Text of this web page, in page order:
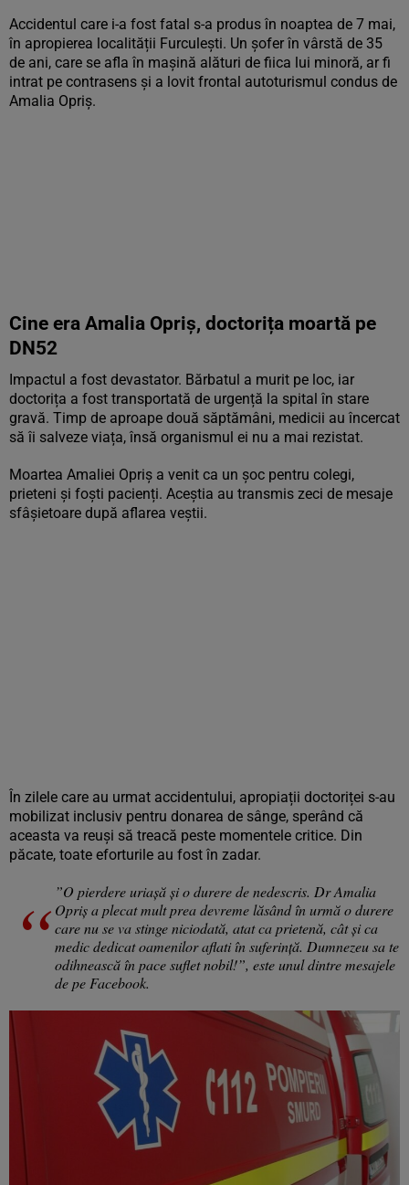
Accidentul care i-a fost fatal s-a produs în noaptea de 7 mai,
în apropierea localității Furculești. Un șofer în vârstă de 35
de ani, care se afla în mașină alături de fiica lui minoră, ar fi
intrat pe contrasens și a lovit frontal autoturismul condus de
Amalia Opriș.
Cine era Amalia Opriș, doctorița moartă pe
DN52
Impactul a fost devastator. Bărbatul a murit pe loc, iar
doctorița a fost transportată de urgență la spital în stare
gravă. Timp de aproape două săptămâni, medicii au încercat
să îi salveze viața, însă organismul ei nu a mai rezistat.
Moartea Amaliei Opriș a venit ca un șoc pentru colegi,
prieteni și foști pacienți. Aceștia au transmis zeci de mesaje
sfâșietoare după aflarea veștii.
În zilele care au urmat accidentului, apropiații doctoriței s-au
mobilizat inclusiv pentru donarea de sânge, sperând că
aceasta va reuși să treacă peste momentele critice. Din
păcate, toate eforturile au fost în zadar.
”O pierdere uriașă și o durere de nedescris. Dr Amalia
Opriș a plecat mult prea devreme lăsând în urmă o durere
care nu se va stinge niciodată, atat ca prietenă, cât și ca
medic dedicat oamenilor aflati în suferință. Dumnezeu sa te
odihnească în pace suflet nobil!”, este unul dintre mesajele
de pe Facebook.